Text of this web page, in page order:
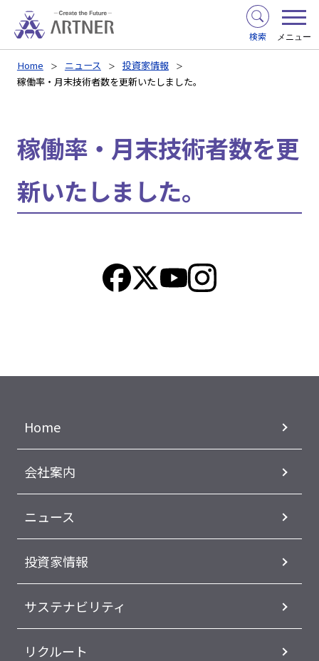
検索 メニュー
Home ニュース
投資家情報
稼働率・月末技術者数を更新いたしました。
稼働率・月末技術者数を更
新いたしました。
Home
会社案内
ニュース
投資家情報
サステナビリティ
リクルート